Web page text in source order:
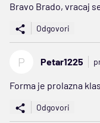
Bravo Brado, vracaj
Odgovori
P Petar1225
Forma je prolazna
Odgovori